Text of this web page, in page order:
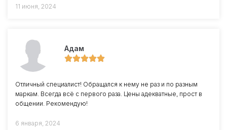
11 июня, 2024
Адам
Отличный специалист! Обращался к нему не раз и по разным
маркам. Всегда всё с первого раза. Цены адекватные, прост в
общении. Рекомендую!
6 января, 2024